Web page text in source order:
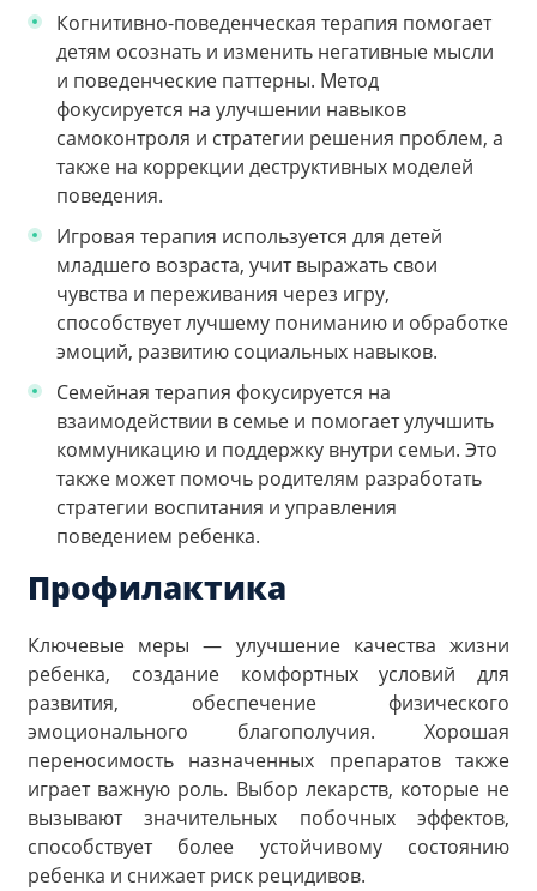
Когнитивно-поведенческая терапия помогает
детям осознать и изменить негативные мысли
и поведенческие паттерны. Метод
фокусируется на улучшении навыков
самоконтроля и стратегии решения проблем, а
также на коррекции деструктивных моделей
поведения.
Игровая терапия используется для детей
младшего возраста, учит выражать свои
чувства и переживания через игру,
способствует лучшему пониманию и обработке
эмоций, развитию социальных навыков.
Семейная терапия фокусируется на
взаимодействии в семье и помогает улучшить
коммуникацию и поддержку внутри семьи. Это
также может помочь родителям разработать
стратегии воспитания и управления
поведением ребенка.
Профилактика
Ключевые меры — улучшение качества жизни
ребенка, создание комфортных условий для
развития, обеспечение физического
эмоционального благополучия. Хорошая
переносимость назначенных препаратов также
играет важную роль. Выбор лекарств, которые не
вызывают значительных побочных эффектов,
способствует более устойчивому состоянию
ребенка и снижает риск рецидивов.